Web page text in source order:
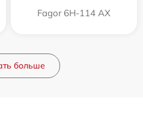
Fagor 6H-114 AX
больше